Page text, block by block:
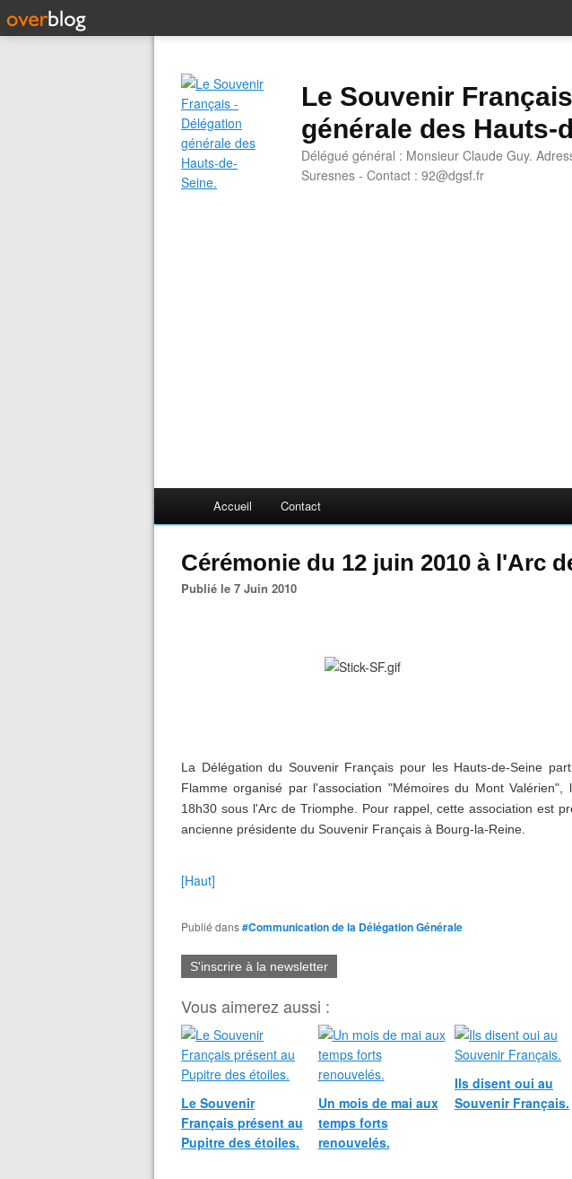
Le Souvenir
générale des Hauts-
Délégué général : Monsieur Claude Guy.
Suresnes - Contact : 92@dgsf.fr
Accueil Contact
Cérémonie du 12 juin 2010 à l'Arc
Publié le 7 Juin 2010
La Délégation du Souvenir Français pour les Hauts-de-Seine
Flamme organisé par l'association "Mémoires du Mont
18h30 sous l'Arc de Triomphe. Pour rappel, cette association est
ancienne présidente du Souvenir Français à Bourg-la-Reine.
[Haut]
Publié dans#Communication de la Délégation Générale
S'inscrire à la newsletter
Vous aimerez aussi :
Le Souvenir
Français présent au
Pupitre des étoiles.
Un mois de mai aux
temps forts
renouvelés.
Ils disent oui au
Souvenir Français.